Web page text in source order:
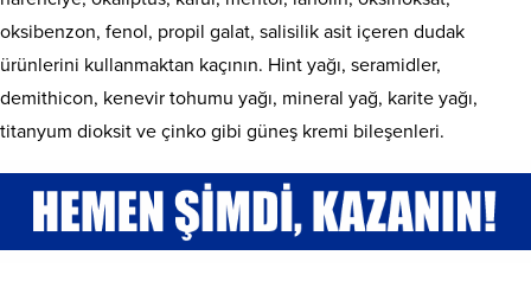
oksibenzon, fenol, propil galat, salisilik asit içeren dudak
ürünlerini kullanmaktan kaçının. Hint yağı, seramidler,
demithicon, kenevir tohumu yağı, mineral yağ, karite yağı,
titanyum dioksit ve çinko gibi güneş kremi bileşenleri.